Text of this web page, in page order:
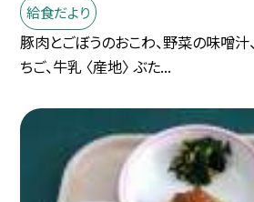
給食だより
豚肉とごぼうのおこわ、野菜の味噌汁
ちご、牛乳 〈産地〉 ぶた...